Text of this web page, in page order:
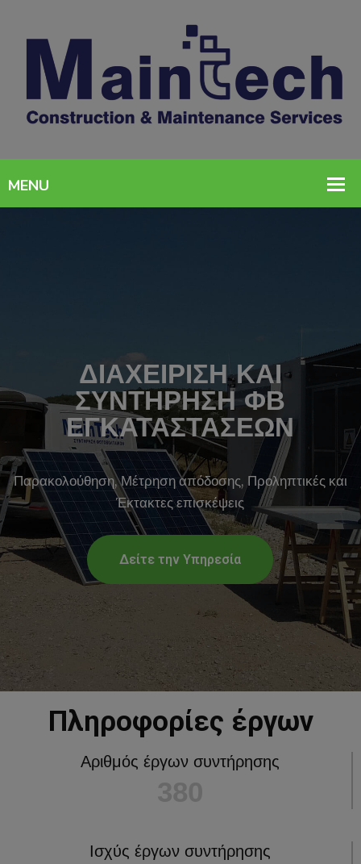
ΔΙΑΧΕΙΡΙΣΗ ΚΑΙ
ΣΥΝΤΗΡΗΣΗ ΦΒ
ΕΓΚΑΤΑΣΤΑΣΕΩΝ
Παρακολούθηση, Μέτρηση απόδοσης, Προληπτικές και
Έκτακτες επισκέψεις
Δείτε την Υπηρεσία
Πληροφορίες έργων
Αριθμός έργων συντήρησης
Ισχύς έργων συντήρησης